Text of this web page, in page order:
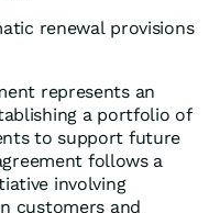
renewal provisions
represents an
a portfolio of
to support future
follows a
involving
customers and